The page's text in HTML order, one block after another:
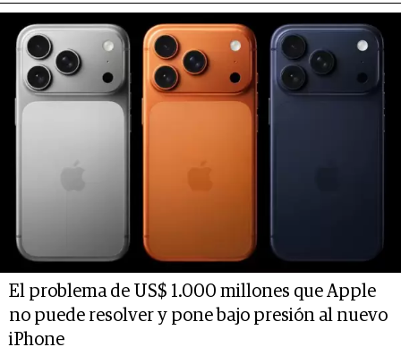
El problema de US$ 1.000 millones que Apple
no puede resolver y pone bajo presión al nuevo
iPhone